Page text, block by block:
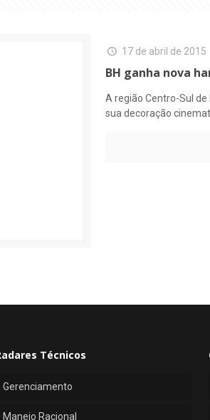
17 de abril de 2015
BH ganha nova
A região Centro-Sul
sua decoração
Técnicos
Gerenciamento
Manejo Racional